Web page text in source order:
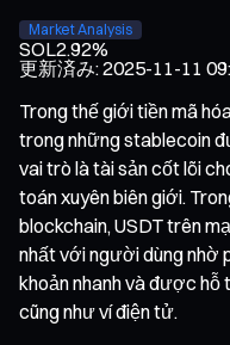
Market Analysis
SOL2.92%
更新済み:2025-11-11
Trong thế giới tiền mã
trong những stablecoin
vai trò là tài sản cốt lõi
toán xuyên biên giới.
blockchain, USDT trên
nhất với người dùng nhờ
khoản nhanh và được
cũng như ví điện tử.